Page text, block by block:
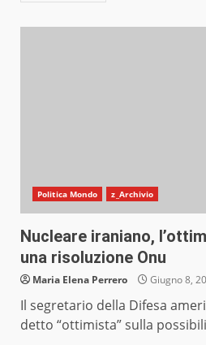
Politica Mondo z_Archivio
Nucleare iraniano,
una risoluzione Onu
Maria Elena Perrero Giugno 8,
Il segretario della Difesa
detto “ottimista” sulla